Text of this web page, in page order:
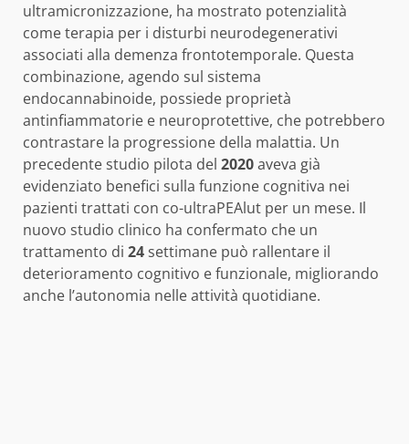
ultramicronizzazione, ha mostrato potenzialità
come terapia per i disturbi neurodegenerativi
associati alla demenza frontotemporale. Questa
combinazione, agendo sul sistema
endocannabinoide, possiede proprietà
antinfiammatorie e neuroprotettive, che potrebbero
contrastare la progressione della malattia. Un
precedente studio pilota del 2020aveva già
evidenziato benefici sulla funzione cognitiva nei
pazienti trattati con co-ultraPEAlut per un mese. Il
nuovo studio clinico ha confermato che un
trattamento di 24settimane può rallentare il
deterioramento cognitivo e funzionale, migliorando
anche l’autonomia nelle attività quotidiane.